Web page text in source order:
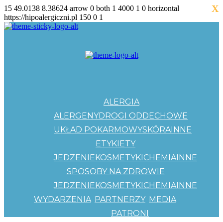
15 49.0138 8.38624 arrow 0 both 1 4000 1 0 horizontal
https://hipoalergiczni.pl 150 0 1
ALERGIA
ALERGENYDROGI ODDECHOWE
UKŁAD POKARMOWYSKÓRAINNE
ETYKIETY
JEDZENIEKOSMETYKICHEMIAINNE
SPOSOBY NA ZDROWIE
JEDZENIEKOSMETYKICHEMIAINNE
WYDARZENIA PARTNERZY
PATRONI
MEDIA
X